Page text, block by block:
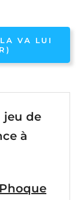
VA LUI
jeu de
à
Phoque